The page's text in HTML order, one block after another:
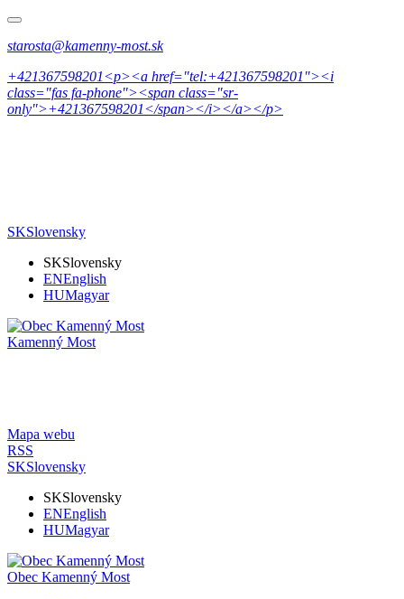
starosta@kamenny-most.sk
+421367598201<p><a href="tel:+421367598201"><i
class="fas fa-phone"><span class="sr-
only">+421367598201</span></i></a></p>
SKSlovensky
SKSlovensky
ENEnglish
HUMagyar
Kamenný Most
Mapa webu
RSS
SKSlovensky
SKSlovensky
ENEnglish
HUMagyar
Obec Kamenný Most